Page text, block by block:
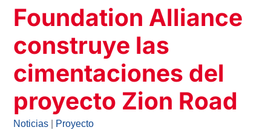
Foundation Alliance
construye las
cimentaciones del
proyecto Zion Road
Noticias Proyecto